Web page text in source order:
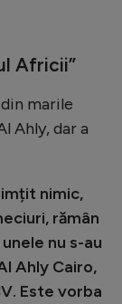
Africii”
marile
Ahly, dar a
nimic,
rămân
nu s-au
Ahly Cairo,
Este vorba